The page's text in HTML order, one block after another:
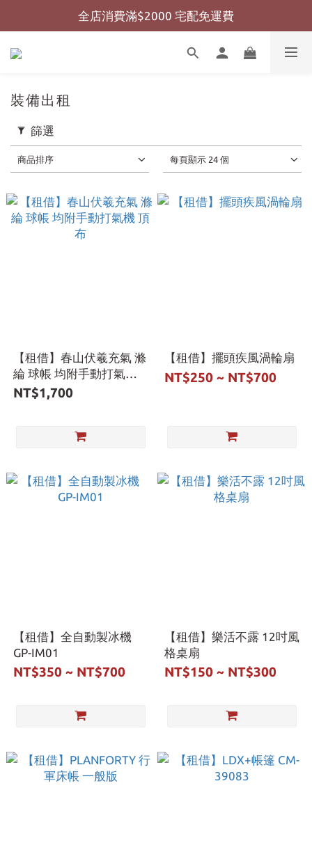
全店消費滿$999 超商免運費
全店消費滿$2000 宅配免運費
全店消費滿$999 超商免運費
裝備出租
篩選
商品排序 每頁顯示 24 個
【租借】春山伏羲充氣 滌
綸 球帳 均附手動打氣機
頂布
NT$1,700
【租借】擺頭疾風渦輪扇
NT$250 ~ NT$700
【租借】全自動製冰機
GP-IM01
NT$350 ~ NT$700
【租借】樂活不露 12吋風
格桌扇
NT$150 ~ NT$300